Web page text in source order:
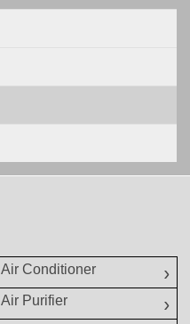
Air Conditioner
Air Purifier